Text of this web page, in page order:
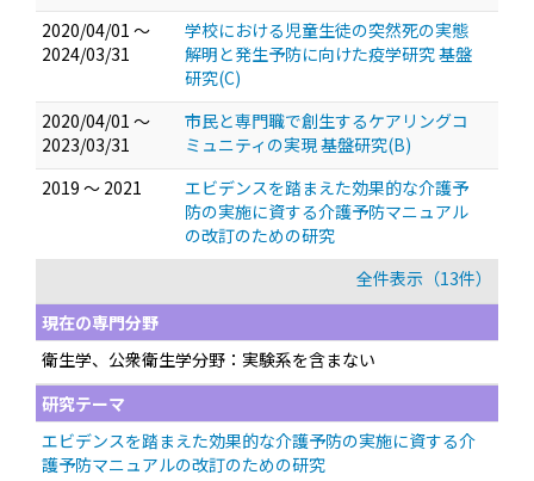
2020/04/01 ～
2024/03/31
学校における児童生徒の突然死の実態
解明と発生予防に向けた疫学研究 基盤
研究(C)
2020/04/01 ～
2023/03/31
市民と専門職で創生するケアリングコ
ミュニティの実現 基盤研究(B)
2019 ～ 2021
エビデンスを踏まえた効果的な介護予
防の実施に資する介護予防マニュアル
の改訂のための研究
全件表示（13件）
現在の専門分野
衛生学、公衆衛生学分野：実験系を含まない
研究テーマ
エビデンスを踏まえた効果的な介護予防の実施に資する介
護予防マニュアルの改訂のための研究